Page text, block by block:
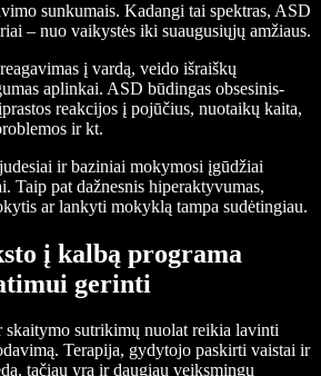
sunkumais. Kadangi tai spektras, ASD
– nuo vaikystės iki suaugusiųjų amžiaus.
į vardą, veido išraiškų
aplinkai. ASD būdingas obsesinis-
reakcijos į pojūčius, nuotaikų kaita,
ir kt.
ir baziniai mokymosi įgūdžiai
Taip pat dažnesnis hiperaktyvumas,
ar lankyti mokyklą tampa sudėtingiau.
į kalbą programa
gerinti
skaitymo sutrikimų nuolat reikia lavinti
Terapija, gydytojo paskirti vaistai ir
tačiau yra ir daugiau veiksmingų